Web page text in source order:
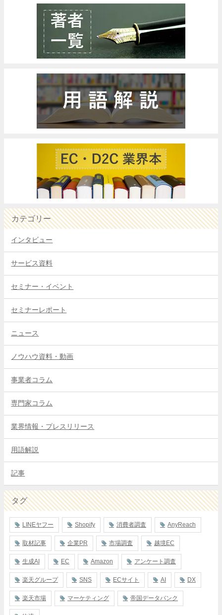
カテゴリー
インタビュー
サービス資料
セミナー・イベント
セミナーレポート
ニュース
ノウハウ資料・動画
事業者コラム
専門家コラム
業界情報・プレスリリース
用語解説
記事
タグ
LINEヤフー Shopify 消費者調査 AnyReach
取材記事 企業PR 市場調査 越境EC
生成AI EC Amazon アンケート調査
楽天グループ SNS ECサイト AI DX
楽天市場 マーケティング 帝国データバンク